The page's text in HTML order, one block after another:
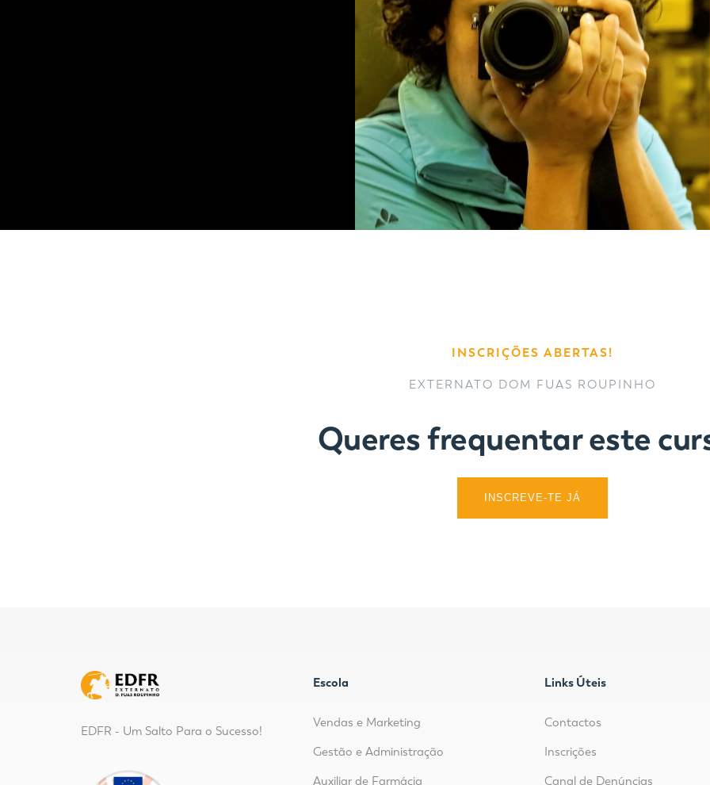
INSCRIÇÕES ABERTAS!
EXTERNATO DOM FUAS ROUPINHO
Queres frequentar este
INSCREVE-TE JÁ
EDFR - Um Salto Para o Sucesso!
Escola
Vendas e Marketing
Gestão e Administração
Auxiliar de Farmácia
Links Úteis
Contactos
Inscrições
Canal de Denúncias